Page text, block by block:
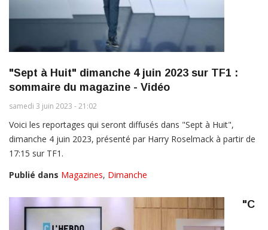
"Sept à Huit" dimanche 4 juin 2023 sur TF1 :
sommaire du magazine - Vidéo
samedi 3 juin 2023 - 21:02
Voici les reportages qui seront diffusés dans "Sept à Huit",
dimanche 4 juin 2023, présenté par Harry Roselmack à partir de
17:15 sur TF1.
Publié dans Magazines, Dimanche
"C